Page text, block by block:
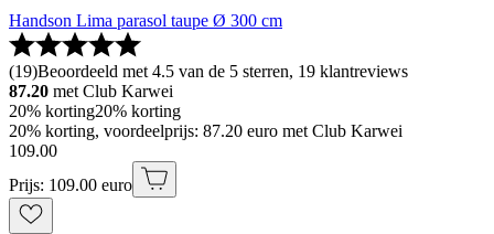
Handson Lima parasol taupe Ø 300 cm
(19)Beoordeeld met 4.5 van de 5 sterren, 19 klantreviews
87.20 met Club Karwei
20% korting20% korting
20% korting, voordeelprijs: 87.20 euro met Club Karwei
109.00
Prijs: 109.00 euro